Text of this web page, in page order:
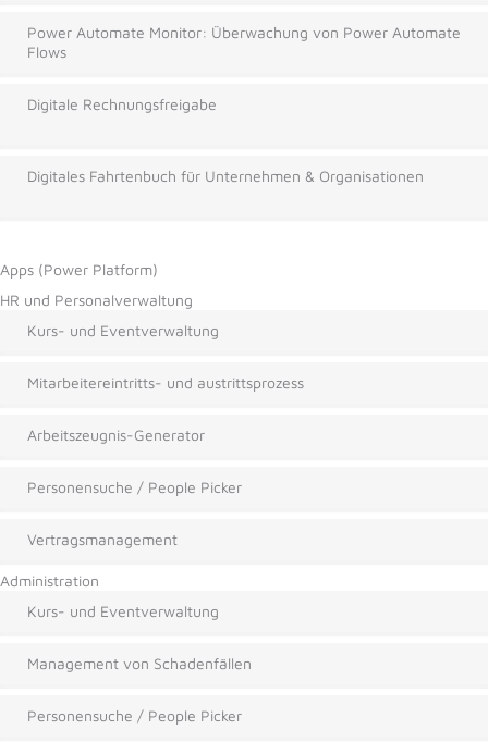
Power Automate Monitor: Überwachung von Power Automate
Flows
Digitale Rechnungsfreigabe
Digitales Fahrtenbuch für Unternehmen & Organisationen
Apps (Power Platform)
HR und Personalverwaltung
Kurs- und Eventverwaltung
Mitarbeitereintritts- und austrittsprozess
Arbeitszeugnis-Generator
Personensuche / People Picker
Vertragsmanagement
Administration
Kurs- und Eventverwaltung
Management von Schadenfällen
Personensuche / People Picker